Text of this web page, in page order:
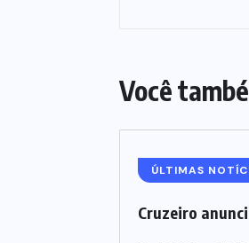
Você
ÚLTIMAS
Cruzeiro